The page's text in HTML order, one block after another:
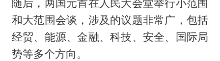
随后，两国元首在人民大会堂举行小范围
和大范围会谈，涉及的议题非常广，包括
经贸、能源、金融、科技、安全、国际局
势等多个方向。